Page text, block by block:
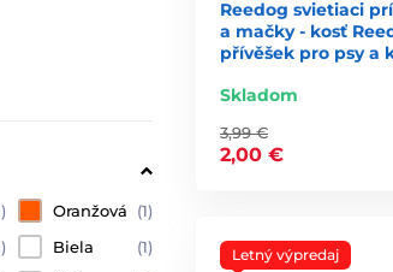
priamo pre vášho psíka. Svietiace obojky
malých, stredných a velkýsh psov. Dĺžka
a nastaviteľnou dĺžkou 8cm.
Oranžová
(1)
Biela
(1)
Reedog svietiaci
a mačky - kosť
přívěšek pro psy a
Skladom
3,99 €
2,00 €
Letný výpredaj